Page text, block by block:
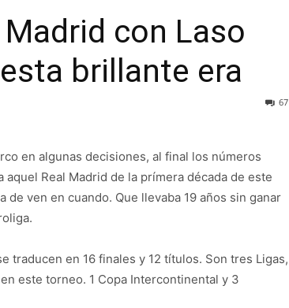
con Laso
brillante era
67
en algunas decisiones, al final los números
Real Madrid de la prímera década de este
ven en cuando. Que llevaba 19 años sin ganar
traducen en 16 finales y 12 títulos. Son tres Ligas,
este torneo. 1 Copa Intercontinental y 3